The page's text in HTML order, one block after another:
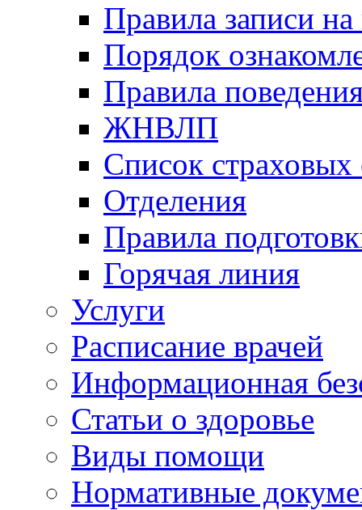
Правила записи
Порядок
Правила
ЖНВЛП
Список страховых
Отделения
Правила
Горячая линия
Услуги
Расписание врачей
Информационная
Статьи о здоровье
Виды помощи
Нормативные